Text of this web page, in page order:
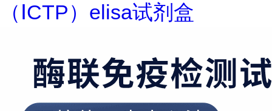
（ⅠCTP）elisa试剂盒